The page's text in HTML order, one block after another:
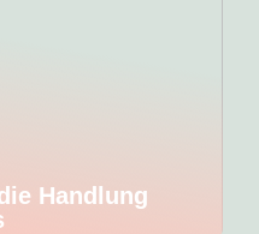
Handlung